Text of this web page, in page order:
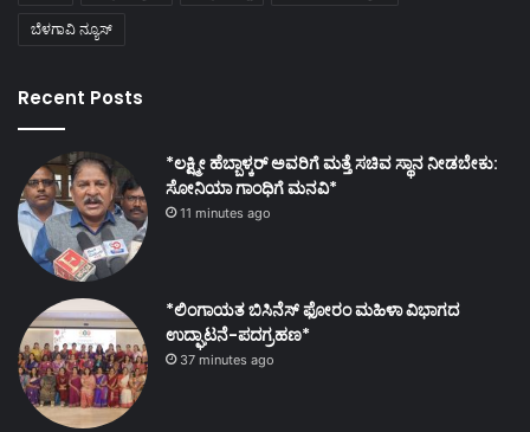
ಬೆಳಗಾವಿ ನ್ಯೂಸ್
Recent Posts
*ಲಕ್ಷ್ಮೀ ಹೆಬ್ಬಾಳ್ಕರ್ ಅವರಿಗೆ ಮತ್ತೆ ಸಚಿವ ಸ್ಥಾನ ನೀಡಬೇಕು:
ಸೋನಿಯಾ ಗಾಂಧಿಗೆ ಮನವಿ*
11 minutes ago
*ಲಿಂಗಾಯತ ಬಿಸಿನೆಸ್ ಫೋರಂ ಮಹಿಳಾ ವಿಭಾಗದ
ಉದ್ಘಾಟನೆ-ಪದಗ್ರಹಣ*
37 minutes ago